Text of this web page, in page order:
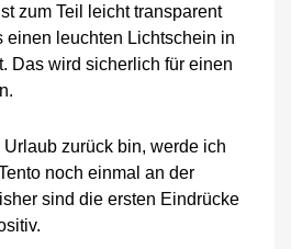
zum Teil leicht transparent
einen leuchten Lichtschein in
Das wird sicherlich für einen
zurück bin, werde ich
noch einmal an der
sind die ersten Eindrücke